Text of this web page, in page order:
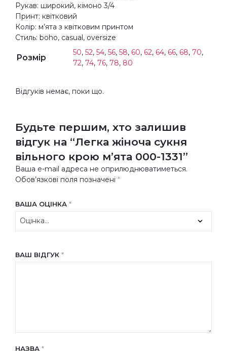
Рукав: широкий, кімоно 3/4
Принт: квітковий
Колір: м’ята з квітковим принтом
Стиль: boho, casual, oversize
Розмір
50, 52, 54, 56, 58, 60, 62, 64, 66, 68, 70,
72, 74, 76, 78, 80
Відгуків немає, поки що.
Будьте першим, хто залишив
відгук на “Легка жіноча сукня
вільного крою м’ята 000-1331”
Ваша e-mail адреса не оприлюднюватиметься.
Обов’язкові поля позначені *
ВАША ОЦІНКА *
ВАШ ВІДГУК *
НАЗВА *